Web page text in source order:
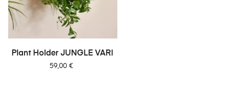
Plant Holder JUNGLE VARI
Cena
59,00 €